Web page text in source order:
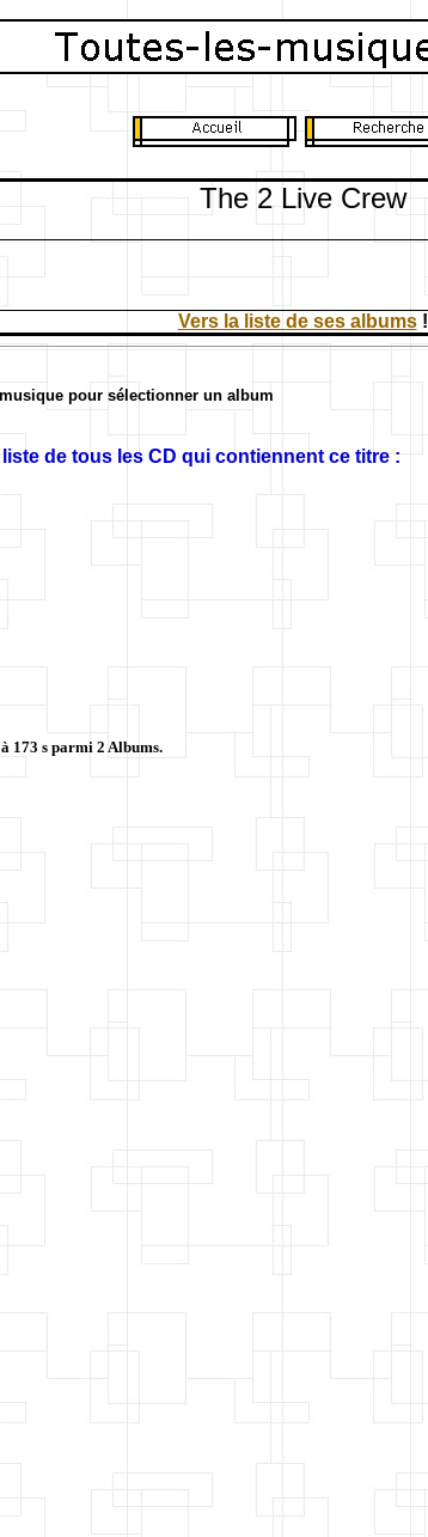
The 2 Live Crew
Vers la liste de ses albums!
pour sélectionner un album
de tous les CD qui contiennent ce titre :
173 s parmi 2 Albums.